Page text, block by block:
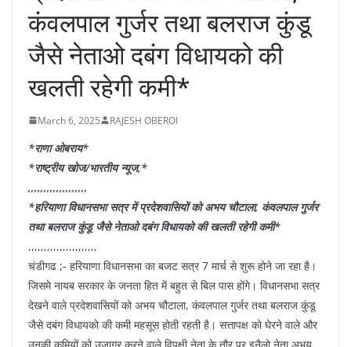
कंवलपाल गुर्जर तथा बलराज कुंडू
जैसे नेताओ दबंग विधायको की
खलती रहेगी कमी*
March 6, 2025 RAJESH OBEROI
*राणा ओबराय*
*राष्ट्रीय खोज/भारतीय न्यूज,*
,,,,,,,,,,,,,,,,,,,
*हरियाणा विधानसभा सत्र में प्रदेशवासियों को अभय चौटाला, कंवलपाल गुर्जर
तथा बलराज कुंडू जैसे नेताओ दबंग विधायको की खलती रहेगी कमी*
,,,,,,,,,,,,,,,,,,,,,,
चंडीगढ ;- हरियाणा विधानसभा का बजट सत्र 7 मार्च से शुरू होने जा रहा है।
जिसमे नायब सरकार के जनता हित में बहुत से बिल पास होंगे। विधानसभा सत्र
देखने वाले प्रदेशवासियों को अभय चौटाला, कंवलपाल गुर्जर तथा बलराज कुंडू
जैसे दबंग विधायको की कमी महसूस होती रहती है। सत्तापक्ष को घेरने वाले और
उनकी कमियों को उजागर करने वाले विपक्षी नेता के तौर पर इनैलो नेता अभय